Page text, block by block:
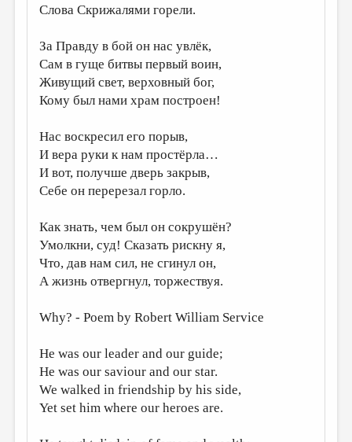
ПРОИЗВЕДЕНИЯ
ПЕРЕВОДЫ
КОНКУРСЫ
ДЕТСКАЯ КОМНАТА
ОБЗОР ЛИТЕРАТУРЫ
СТРАНИЦЫ ПАМЯТИ
КОЛОНКА РЕДАКТОРА
РЕДКОЛЛЕГИЯ
МАЛАЯ ПРОЗА
ЭССЕИСТИКА
ЛИТЕРАТУРОВЕДЕНИЕ
КУЛЬТУРОВЕДЕНИЕ
Слова Скрижалями горели.
За Правду в бой он нас увлёк,
Сам в гуще битвы первый воин,
Живущий свет, верховный бог,
Кому был нами храм построен!
Нас воскресил его порыв,
И вера руки к нам простёрла…
И вот, получше дверь закрыв,
Себе он перерезал горло.
Как знать, чем был он сокрушён?
Умолкни, суд! Сказать рискну я,
Что, дав нам сил, не сгинул он,
А жизнь отвергнул, торжествуя.
Why? - Poem by Robert William Service
He was our leader and our guide;
He was our saviour and our star.
We walked in friendship by his side,
Yet set him where our heroes are.